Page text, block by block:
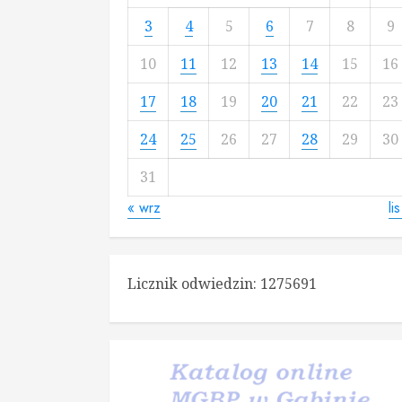
3 4 5 6 7 8
9
10
11 12 13 14 15
16
17
18 19 20 21 22
23
24
25 26 27 28 29
30
31
« wrz
Licznik odwiedzin: 1275691